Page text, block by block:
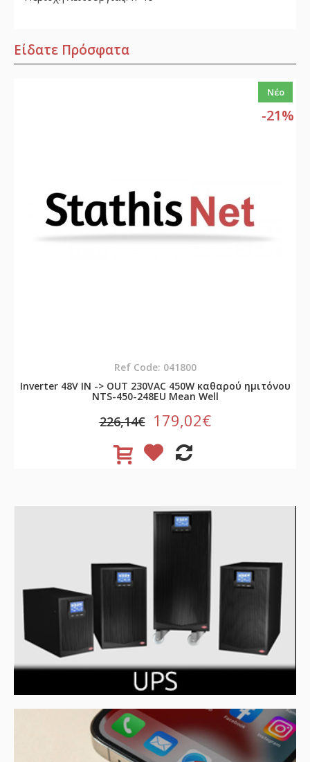
Είδατε Πρόσφατα
Νέο
-21%
Ref Code: 041800
Inverter 48V ΙΝ -> OUT 230VAC 450W καθαρού ημιτόνου
NTS-450-248EU Mean Well
226,14€ 179,02€